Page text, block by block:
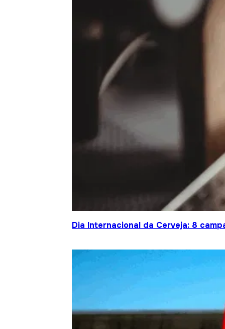
Dia Internacional da Cerveja: 8